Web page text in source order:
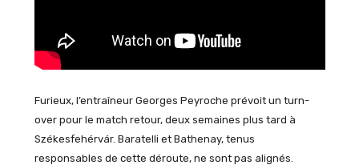
Furieux, l’entraîneur Georges Peyroche prévoit un turn-
over pour le match retour, deux semaines plus tard à
Székesfehérvár. Baratelli et Bathenay, tenus
responsables de cette déroute, ne sont pas alignés.